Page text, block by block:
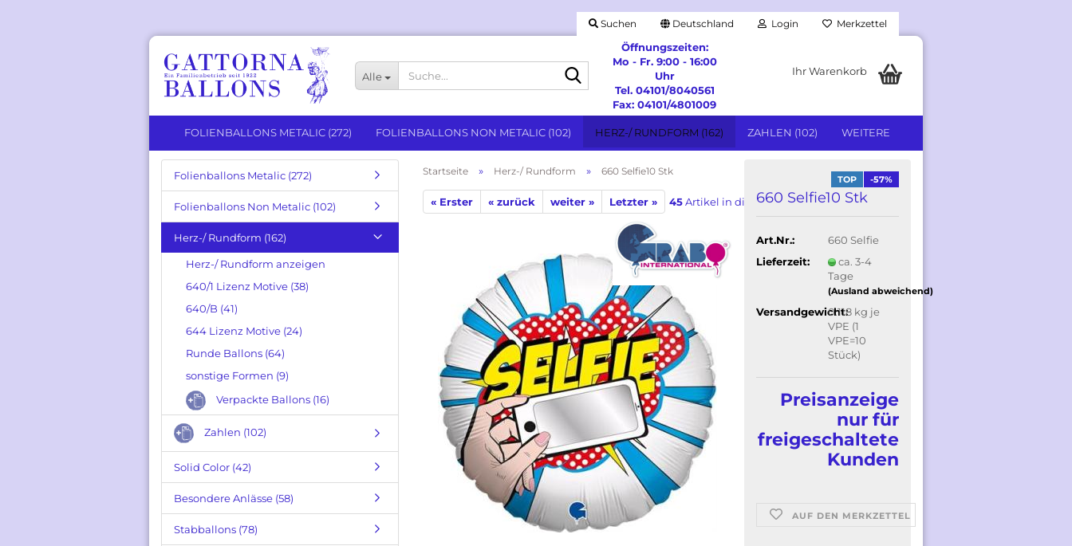
Suchen Deutschland Login Merkzettel
Alle
Suche...
Öffnungszeiten:
Mo - Fr. 9:00 - 16:00
Uhr
Tel. 04101/8040561
Fax: 04101/4801009
Ihr Warenkorb
FOLIENBALLONS METALIC (272) FOLIENBALLONS NON METALIC (102) HERZ-/ RUNDFORM (162) ZAHLEN (102) WEITERE
Solid Color anzeigen
Herz Ballons
Runde Ballons
Stern Ballons
Besondere Anlässe anzeigen
Geburtstag & Messages
Stabballons anzeigen
Stabballon ohne Lizenz
Stabballons Lizensmotive
Verpackte Ballons anzeigen
Folienballons Figuren
Zahlen
Gebutstag
Hochzeit
Welcome
Besondere Grüße
Startseite » Herz-/ Rundform » 660 Selfie10 Stk
« Erster « zurück weiter » Letzter » 45Artikel in dieser Kategorie
TOP -57%
660 Selfie10 Stk
Art.Nr.:
660 Selfie
Lieferzeit:
ca. 3-4
Tage
(Ausland abweichend)
Versandgewicht:
0.118kg je
VPE (1
VPE=10
Stück)
Preisanzeige
nur für
freigeschaltete
Kunden
AUF DEN MERKZETTEL
Folienballons Metalic (272)
Folienballons Non Metalic (102)
Herz-/ Rundform (162)
Herz-/ Rundform anzeigen
640/1 Lizenz Motive (38)
640/B (41)
644 Lizenz Motive (24)
Runde Ballons (64)
sonstige Formen (9)
Verpackte Ballons (16)
Zahlen (102)
Solid Color (42)
Besondere Anlässe (58)
Stabballons (78)